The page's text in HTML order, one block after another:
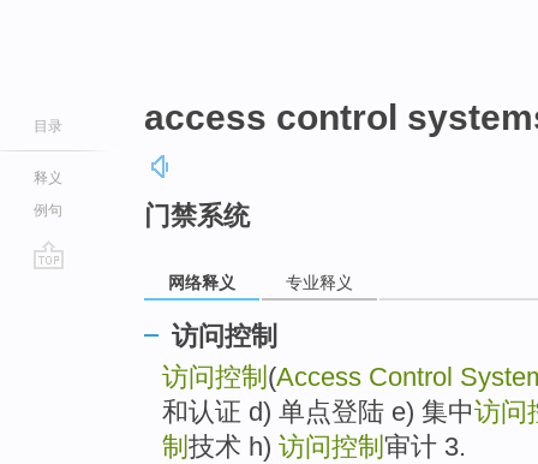
目录
释义
例句
access control
门禁系统
网络释义 专业释义
访问控制
访问控制 (Access Control
和认证 d) 单点登陆 e) 集中访问
制 技术 h) 访问控制 审计 3.